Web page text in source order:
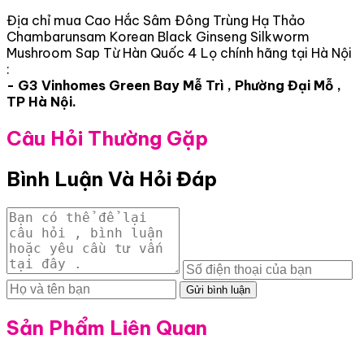
Địa chỉ mua Cao Hắc Sâm Đông Trùng Hạ Thảo
Chambarunsam Korean Black Ginseng Silkworm
Mushroom Sap Từ Hàn Quốc 4 Lọ chính hãng tại Hà Nội
:
- G3 Vinhomes Green Bay Mễ Trì , Phường Đại Mỗ ,
TP Hà Nội.
Câu Hỏi Thường Gặp
Bình Luận Và Hỏi Đáp
Gửi bình luận
Sản Phẩm Liên Quan